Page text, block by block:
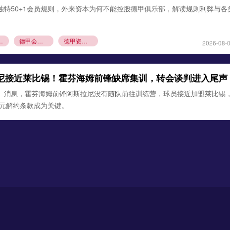
特50+1会员规则，外来资本为何不能控股德甲俱乐部，解读规则利弊与各
则 德甲会员制 德甲资本规则 2026-08-
接近莱比锡！霍芬海姆前锋缺席集训，转会谈判进入尾声
消息，霍芬海姆前锋阿斯拉尼没有随队前往训练营，球员接近加盟莱比锡，
解约条款成为关键。